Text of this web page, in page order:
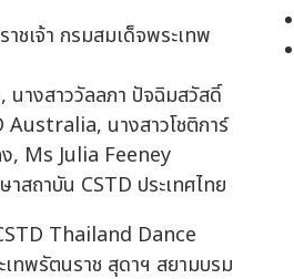
างสาววัลลภา ปัจฉิมสวัสดิ์
นางสาวโชติการ์
ง, Ms Julia Feeney
ถาบัน CSTD ประเทศไทย
Thailand Dance
ทพรัตนราช สุดาฯ สยามบรม